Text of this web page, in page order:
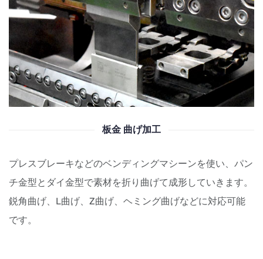
板金 曲げ加工
プレスブレーキなどのベンディングマシーンを使い、パン
チ金型とダイ金型で素材を折り曲げて成形していきます。
鋭角曲げ、L曲げ、Z曲げ、ヘミング曲げなどに対応可能
です。